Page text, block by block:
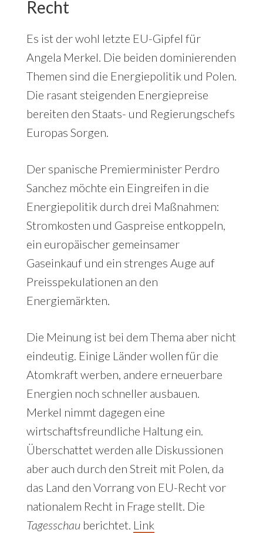
Recht
Es ist der wohl letzte EU-Gipfel für
Angela Merkel. Die beiden dominierenden
Themen sind die Energiepolitik und Polen.
Die rasant steigenden Energiepreise
bereiten den Staats- und Regierungschefs
Europas Sorgen.
Der spanische Premierminister Perdro
Sanchez möchte ein Eingreifen in die
Energiepolitik durch drei Maßnahmen:
Stromkosten und Gaspreise entkoppeln,
ein europäischer gemeinsamer
Gaseinkauf und ein strenges Auge auf
Preisspekulationen an den
Energiemärkten.
Die Meinung ist bei dem Thema aber nicht
eindeutig. Einige Länder wollen für die
Atomkraft werben, andere erneuerbare
Energien noch schneller ausbauen.
Merkel nimmt dagegen eine
wirtschaftsfreundliche Haltung ein.
Überschattet werden alle Diskussionen
aber auch durch den Streit mit Polen, da
das Land den Vorrang von EU-Recht vor
nationalem Recht in Frage stellt. Die
Tagesschauberichtet. Link